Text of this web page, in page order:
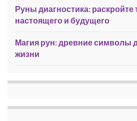
Руны диагностика:
настоящего и будущего
Магия рун: древние символы
жизни